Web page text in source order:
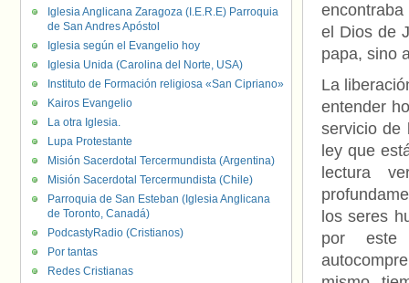
el Dios de
papa, sino
La
entender
servicio de
ley que
lectura
los seres
por este
Iglesia Anglicana Zaragoza (I.E.R.E) Parroquia
de San Andres Apóstol
Iglesia según el Evangelio hoy
Iglesia Unida (Carolina del Norte, USA)
Instituto de Formación religiosa «San Cipriano»
Kairos Evangelio
La otra Iglesia.
Lupa Protestante
Misión Sacerdotal Tercermundista (Argentina)
Misión Sacerdotal Tercermundista (Chile)
Parroquia de San Esteban (Iglesia Anglicana
de Toronto, Canadá)
PodcastyRadio (Cristianos)
Por tantas
Redes Cristianas